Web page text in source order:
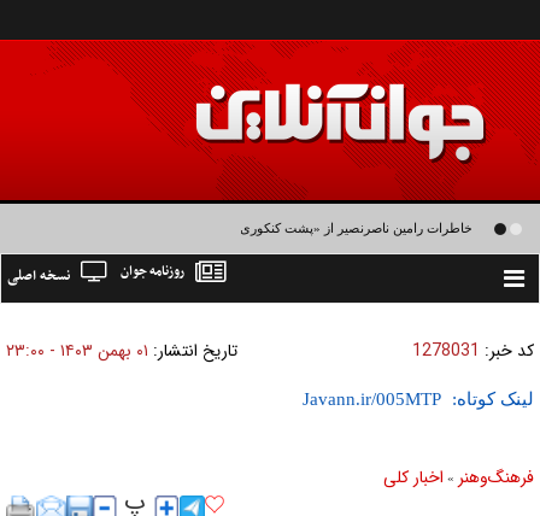
خاطرات رامین ناصرنصیر از «پشت‌ کنکوری‌ها» و رضا داوودنژاد: رضا کودک درون فعالی
Toggle
نسخه اصلی روزنامه جوان
کد خبر: 1278031 تاریخ انتشار: ۰۱ بهمن ۱۴۰۳ - ۲۳:۰۰
لینک کوتاه:
فرهنگ‌و‌هنر » اخبار كلی